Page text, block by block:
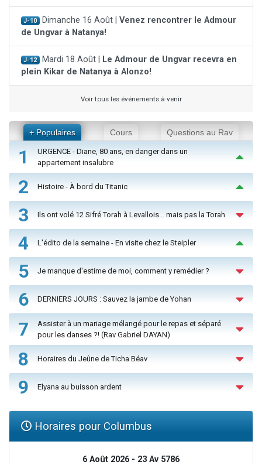
J-10 Dimanche 16 Août | Venez rencontrer le Admour
de Ungvar à Natanya!
J-12 Mardi 18 Août |
Le Admour de Ungvar recevra en
plein Kikar de Natanya à Alonzo!
Voir tous les événements à venir
+ Populaires Cours Questions au Rav
1
URGENCE - Diane, 80 ans, en danger dans un
appartement insalubre
2 Histoire - À bord du Titanic
3 Ils ont volé 12 Sifré Torah à Levallois… mais pas la Torah
4 L'édito de la semaine - En visite chez le Steipler
5 Je manque d'estime de moi, comment y remédier ?
6 DERNIERS JOURS : Sauvez la jambe de Yohan
7
Assister à un mariage mélangé pour le repas et séparé
pour les danses ?! (Rav Gabriel DAYAN)
8 Horaires du Jeûne de Ticha Béav
9 Elyana au buisson ardent
Horaires pour Columbus
6 Août 2026 - 23 Av 5786